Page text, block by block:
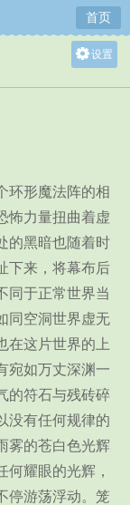
首页
设置
形魔法阵的相
怖力量扭曲着虚
的黑暗也随着时
下来，将幕布后
于正常世界当
同空洞世界虚无
在这片世界的上
宛如万丈深渊一
的符石与残砖碎
没有任何规律的
雾的苍白色光辉
耀眼的光辉，
停游荡浮动。笼